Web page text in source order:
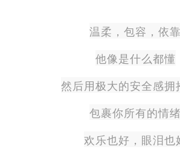
温柔，包容，依靠
他像是什么都懂
然后用极大的安全感拥
包裹你所有的情绪
欢乐也好，眼泪也